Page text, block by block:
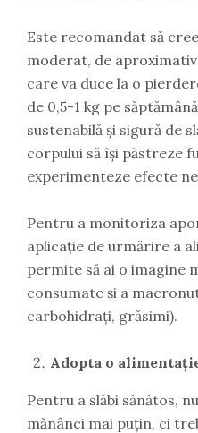
Este recomandat să
moderat, de
care va duce la o
de 0,5-1 kg pe
sustenabilă și sigură de
corpului să își păstreze
experimenteze efecte
Pentru a monitoriza
aplicație de urmărire a
permite să ai o imagine
consumate și a
carbohidrați, grăsimi).
Adopta o
Pentru a slăbi sănătos,
mănânci mai puțin, ci